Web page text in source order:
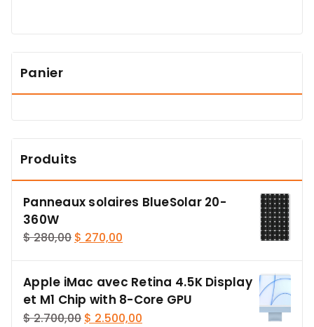
Panier
Produits
Panneaux solaires BlueSolar 20-
360W
$280,00 Le
était :
$ 280,00.
$ 270,00
est :
$ 270,00.
Apple iMac avec Retina 4.5K Display
et M1 Chip with 8-Core GPU
$2.700,00 Le
$ 2.500,00